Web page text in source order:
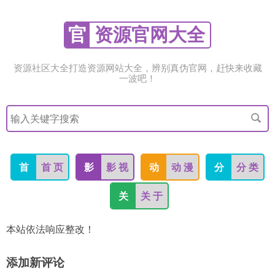
官 资源官网大全
资源社区大全打造资源网站大全，辨别真伪官网，赶快来收藏
一波吧！
搜
索
关
字
首 首 页 影 影 视 动 动 漫 分 分 类
关 关 于
本站依法响应整改！
添加新评论